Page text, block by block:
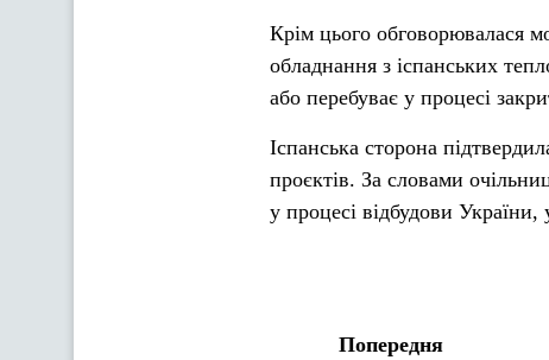
Крім цього обговорювалася
обладнання з іспанських
або перебуває у процесі
Іспанська сторона
проєктів. За словами
у процесі відбудови України,
Попередня